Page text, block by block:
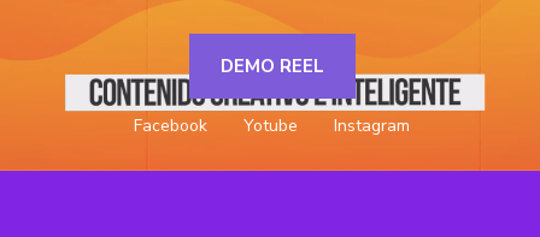
DEMO REEL
Facebook Yotube Instagram